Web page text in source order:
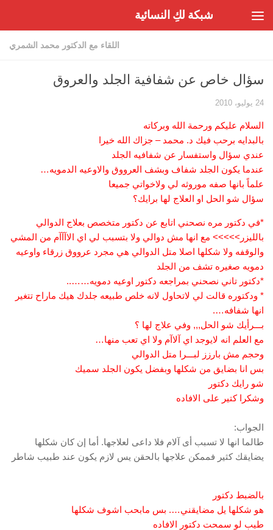
شبكة لكِ النسائية
اللقاء مع الدكتور محمد الشمري
سؤال خاص عن شفافية الجلد والعروق
24 يوليو، 2010
السلام عليكم ورحمة الله وبركاته
بالبدايه برحب فيك د. محمد – جزاك الله خيرا
عندي سؤال واستفسار عن شفافيه الجلد
عندما يكون الجلد شفاف وبشف العرووق والاوعيه الدمويه…
علماً بانها صفه موروثه لي ولاخواتي جميعا
سؤال شو الحل او العلاج لها برايك؟
*في دكتور مره نصحني اتابع عن دكتور متخصص بعلاج الدوالي
بالليزر>>>>> مع انها مش دوالي ولا بتسبب لي اي الاآآآم من المشي
والوقفه ولا شكلها اصلا متل الدوالي هي مجرد عرووق زرقاء واوعيه
دمويه صغيره تشف من الجلد
*دكتور تاني نصحني بمراجعه دكتور اوعيه دمويه……..
* ودكتوره قالت لي لاتحاول لانه خلص طبيعه جلدك هيك ماراح تتغير
انها شفافه….
بـــرأيك شو الحل,,, وفي علاج لها ؟
مع العلم انه لايوجد اي آلاآم ولا اي تعب منها…
وحجم مش بارزز لبـــرا متل الدوالي
بس انا بضايق من شكلها وبفضل يكون الجلد سميك
شو رايك دكتور
وشكرا كتير على الافاده
الجواب:
طالما انها لا تسبب أى آلام فلا داعى لعلاجها. أما إن كان شكلها
يضايقك كثير فممكن علاجها بالحقن يس لازم يكون عند طبيب شاطر
بالضبط دكتور
هو شكلها يل مضايقني…. بس مابحب اشوف شكلها
طيب لو سمحت دكتور الافاده